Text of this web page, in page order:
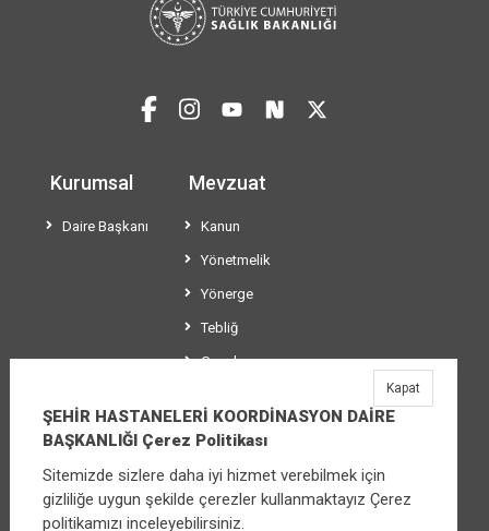
Kurumsal
Daire Başkanı
Mevzuat
Kanun
Yönetmelik
Yönerge
Tebliğ
Genelge
ŞEHİR HASTANELERİ KOORDİNASYON DAİRE
BAŞKANLIĞI
ŞEHİR HASTANELERİ KOORDİNASYON DAİRE
BAŞKANLIĞI Çerez Politikası
Sitemizde sizlere daha iyi hizmet verebilmek için
gizliliğe uygun şekilde çerezler kullanmaktayız Çerez
politikamızı inceleyebilirsiniz.
Kapat